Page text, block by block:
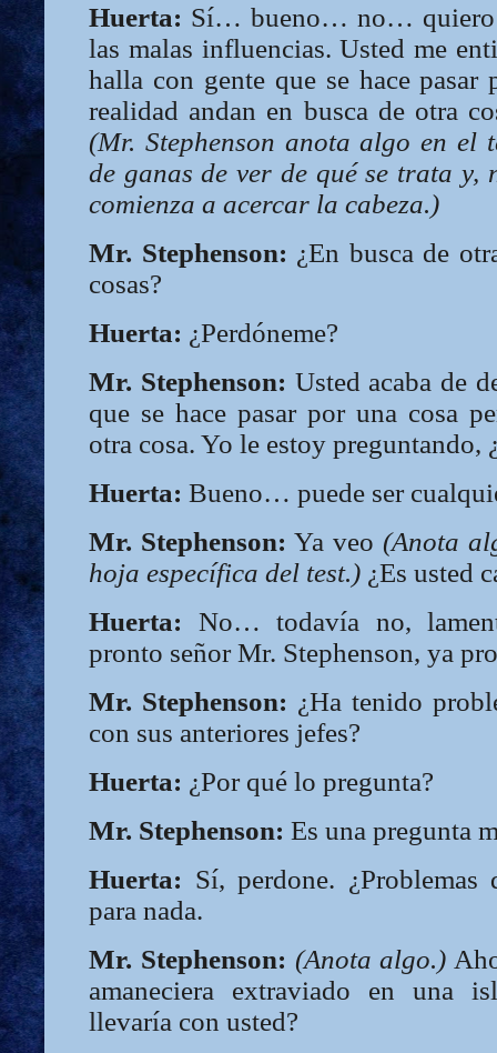
Huerta: Sí… bueno… no… quiero
las malas influencias. Usted me
halla con gente que se hace pasar
realidad andan en busca de otra
(Mr. Stephenson anota algo en el
de ganas de ver de qué se trata y,
comienza a acercar la cabeza.)
Mr. Stephenson: ¿En busca de
cosas?
Huerta: ¿Perdóneme?
Mr. Stephenson: Usted acaba de
que se hace pasar por una cosa
otra cosa. Yo le estoy preguntando,
Huerta: Bueno… puede ser
Mr. Stephenson: Ya veo (Anota
hoja específica del test.) ¿Es usted
Huerta: No… todavía no,
pronto señor Mr. Stephenson, ya
Mr. Stephenson: ¿Ha tenido
con sus anteriores jefes?
Huerta: ¿Por qué lo pregunta?
Mr. Stephenson: Es una pregunta
Huerta: Sí, perdone.
para nada.
Mr. Stephenson: (Anota algo.)
amaneciera extraviado en una
llevaría con usted?